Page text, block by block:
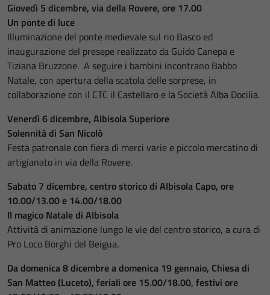
Giovedì 5 dicembre, via della Rovere, ore 17.00
Un ponte di luce
Illuminazione del ponte medievale sul rio Basco ed
inaugurazione del presepe realizzato da Guido Canepa e
Tiziana Bruzzone. A seguire i bambini incontrano Babbo
Natale, con apertura della scatola delle sorprese, in
collaborazione con il CTC il Castellaro e la Società Alba Docilia.
Venerdì 6 dicembre, Albisola Superiore
Solennità di San Nicolò
Festa patronale con fiera di merci varie e piccolo mercatino di
artigianato in via della Rovere.
Sabato 7 dicembre, centro storico di Albisola Capo, ore
10.00/13.00 e 14.00/18.00
Il magico Natale di Albisola
Attività di animazione lungo le vie del centro storico, a cura di
Pro Loco Borghi del Beigua.
Da domenica 8 dicembre a domenica 19 gennaio, Chiesa di
San Matteo (Luceto), feriali ore 15.00/18.00, festivi ore